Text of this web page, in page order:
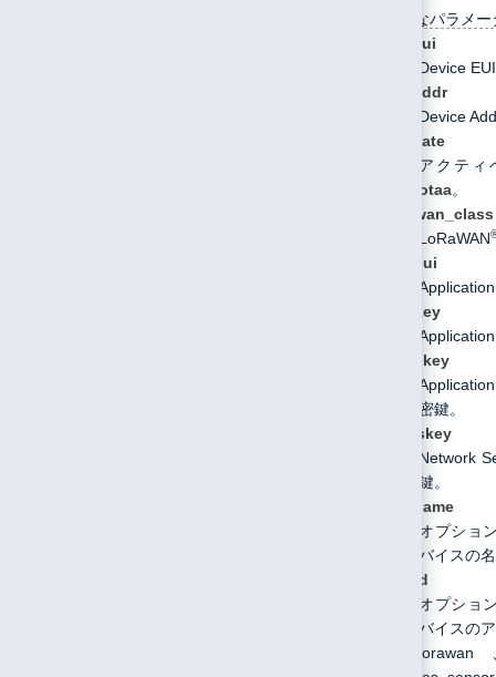
指定可能なパラメ
deveui
Device
devaddr
Device
activate
アクテ
otaa。
lorawan_class
LoRaWAN
appeui
appkey
appskey
密鍵。
nwkskey
Network
鍵。
devname
オプショ
バイスの
appid
オプショ
バイスの